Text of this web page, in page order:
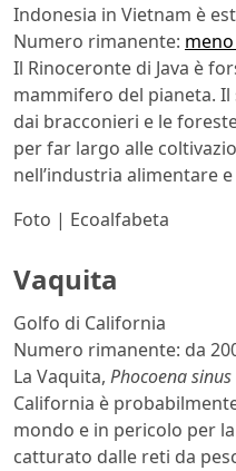
Indonesia in Vietnam è
Numero rimanente:
Il Rinoceronte di Java è
mammifero del pianeta.
dai bracconieri e le
per far largo alle
nell’industria alimentare
Foto | Ecoalfabeta
Vaquita
Golfo di California
Numero rimanente: da
La Vaquita, Phocoena sinus
California è
mondo e in pericolo per
catturato dalle reti da